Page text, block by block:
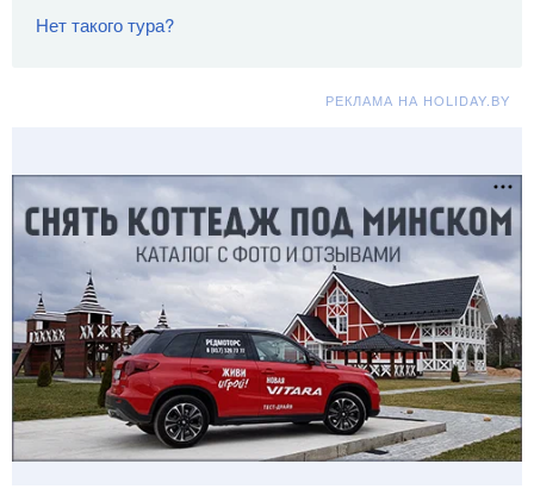
Нет такого тура?
РЕКЛАМА НА HOLIDAY.BY